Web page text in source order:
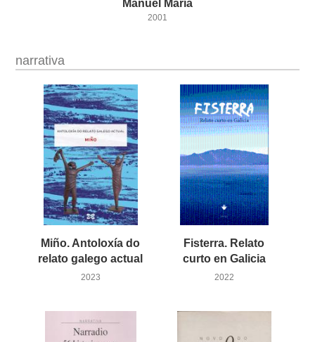
Manuel María
2001
narrativa
Miño. Antoloxía do
relato galego actual
2023
Fisterra. Relato
curto en Galicia
2022